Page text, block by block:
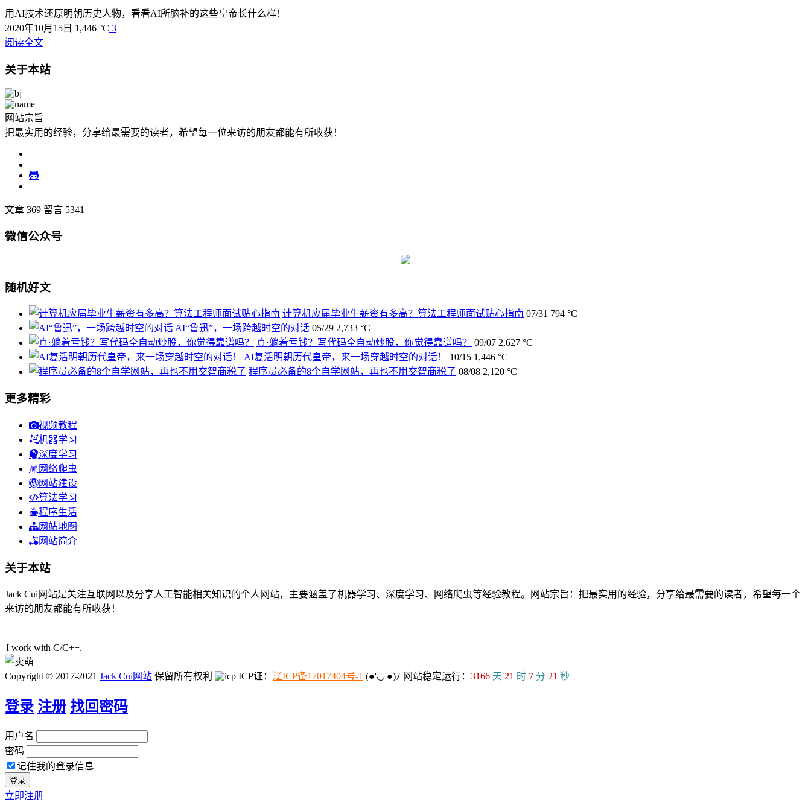
用AI技术还原明朝历史人物，看看AI所脑补的这些皇帝长什么样！
2020年10月15日 1,446 °C 3
阅读全文
关于本站
网站宗旨
把最实用的经验，分享给最需要的读者，希望每一位来访的朋友都能有所收获！
文章 369 留言 5341
微信公众号
随机好文
计算机应届毕业生薪资有多高？算法工程师面试贴心指南 07/31 794 °C
AI“鲁迅”，一场跨越时空的对话 05/29 2,733 °C
真·躺着亏钱？写代码全自动炒股，你觉得靠谱吗？
09/07 2,627 °C
AI复活明朝历代皇帝，来一场穿越时空的对话！
10/15 1,446 °C
程序员必备的8个自学网站，再也不用交智商税了 08/08 2,120 °C
更多精彩
视频教程
机器学习
深度学习
网络爬虫
网站建设
算法学习
程序生活
网站地图
网站简介
关于本站
Jack Cui网站是关注互联网以及分享人工智能相关知识的个人网站，主要涵盖了机器学习、深度学习、网络爬虫等经验教程。网站宗旨：把最实用的经验，分享给最需要的读者，希望每一个
来访的朋友都能有所收获！
I work with C/C+Z[
Copyright © 2017-2021 Jack Cui网站 保留所有权利 ICP证： 辽ICP备17017404号-1 (●'◡'●)ﾉ 网站稳定运行： 3166 天 21 时 7 分 22 秒
登录 注册 找回密码
用户名
密码
记住我的登录信息
立即注册